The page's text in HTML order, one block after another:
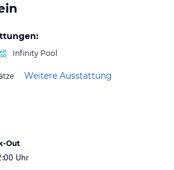
Infinity Pool
Weitere Ausstattung
Out
Uhr